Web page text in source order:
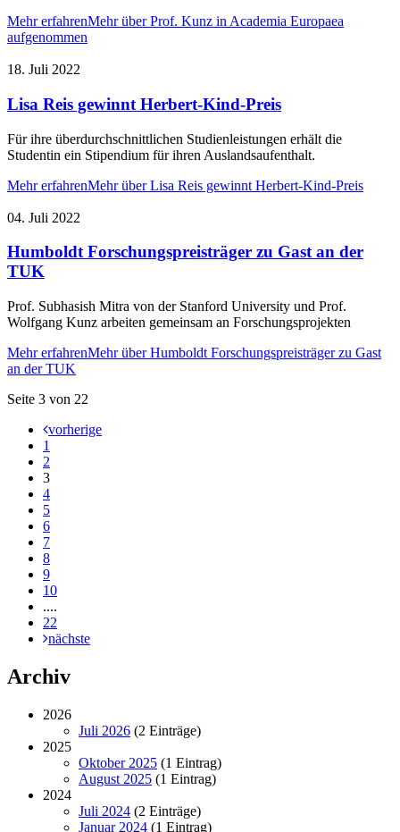
Mehr erfahrenMehr über Prof. Kunz in Academia Europaea
aufgenommen
18. Juli 2022
Lisa Reis gewinnt Herbert-Kind-Preis
Für ihre überdurchschnittlichen Studienleistungen erhält die
Studentin ein Stipendium für ihren Auslandsaufenthalt.
Mehr erfahrenMehr über Lisa Reis gewinnt Herbert-Kind-Preis
04. Juli 2022
Humboldt Forschungspreisträger zu Gast an der
TUK
Prof. Subhasish Mitra von der Stanford University und Prof.
Wolfgang Kunz arbeiten gemeinsam an Forschungsprojekten
Mehr erfahrenMehr über Humboldt Forschungspreisträger zu Gast
an der TUK
Seite 3 von 22
vorherige
1
2
3
4
5
6
7
8
9
10
....
22
nächste
Archiv
2026
Juli 2026 (2 Einträge)
2025
Oktober 2025 (1 Eintrag)
August 2025 (1 Eintrag)
2024
Juli 2024 (2 Einträge)
Januar 2024 (1 Eintrag)